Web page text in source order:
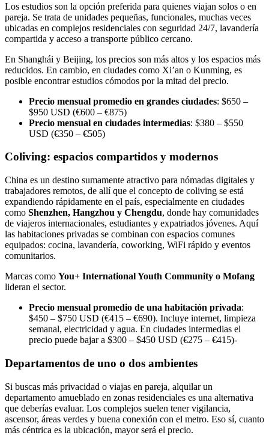
Los estudios son la opción preferida para quienes viajan solos o en
pareja. Se trata de unidades pequeñas, funcionales, muchas veces
ubicadas en complejos residenciales con seguridad 24/7, lavandería
compartida y acceso a transporte público cercano.
En Shanghái y Beijing, los precios son más altos y los espacios más
reducidos. En cambio, en ciudades como Xi’an o Kunming, es
posible encontrar estudios cómodos por la mitad del precio.
Precio mensual promedio en grandes ciudades: $650 –
$950 USD (€600 – €875)
Precio mensual en ciudades intermedias: $380 – $550
USD (€350 – €505)
Coliving: espacios compartidos y modernos
China es un destino sumamente atractivo para nómadas digitales y
trabajadores remotos, de allí que el concepto de coliving se está
expandiendo rápidamente en el país, especialmente en ciudades
como Shenzhen, Hangzhou y Chengdu, donde hay comunidades
de viajeros internacionales, estudiantes y expatriados jóvenes. Aquí
las habitaciones privadas se combinan con espacios comunes
equipados: cocina, lavandería, coworking, WiFi rápido y eventos
comunitarios.
Marcas como You+ International Youth Community o Mofang
lideran el sector.
Precio mensual promedio de una habitación privada:
$450 – $750 USD (€415 – €690). Incluye internet, limpieza
semanal, electricidad y agua. En ciudades intermedias el
precio puede bajar a $300 – $450 USD (€275 – €415)-
Departamentos de uno o dos ambientes
Si buscas más privacidad o viajas en pareja, alquilar un
departamento amueblado en zonas residenciales es una alternativa
que deberías evaluar. Los complejos suelen tener vigilancia,
ascensor, áreas verdes y buena conexión con el metro. Eso sí, cuanto
más céntrica es la ubicación, mayor será el precio.